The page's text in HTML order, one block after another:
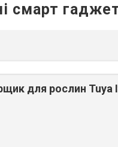
смарт
для рослин